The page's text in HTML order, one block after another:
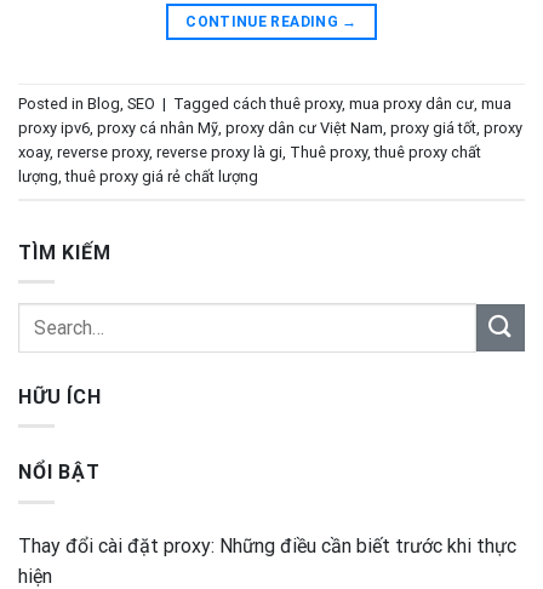
CONTINUE READING →
Posted in Blog, SEO | Tagged cách thuê proxy, mua proxy dân cư, mua
proxy ipv6, proxy cá nhân Mỹ, proxy dân cư Việt Nam, proxy giá tốt, proxy
xoay, reverse proxy, reverse proxy là gi, Thuê proxy,thuê proxy chất
lượng,thuê proxy giá rẻ chất lượng
TÌM KIẾM
HỮU ÍCH
NỔI BẬT
Thay đổi cài đặt proxy: Những điều cần biết trước khi thực
hiện